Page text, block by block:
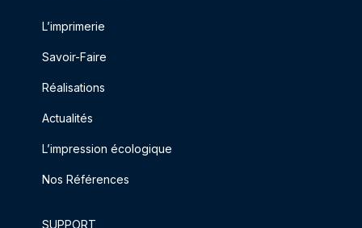
L’imprimerie
Savoir-Faire
Réalisations
Actualités
L’impression écologique
Nos Références
SUPPORT